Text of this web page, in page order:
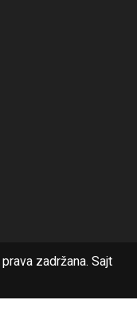
zadržana. Sajt